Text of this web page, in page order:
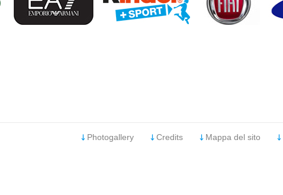
Photogallery Credits Mappa del sito